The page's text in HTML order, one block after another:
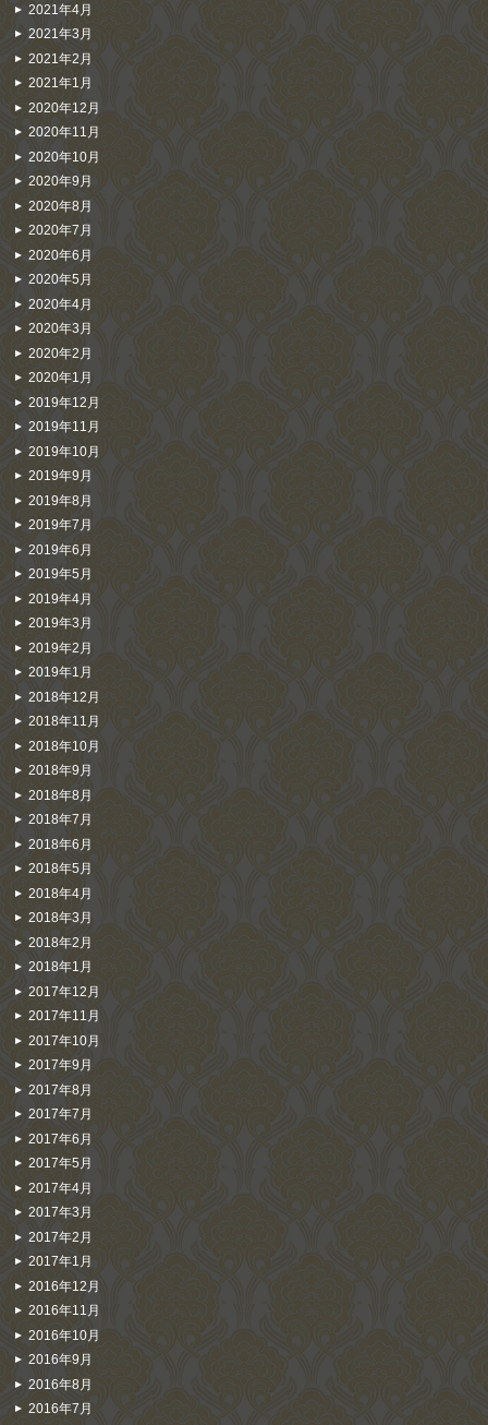
2021年4月
2021年3月
2021年2月
2021年1月
2020年12月
2020年11月
2020年10月
2020年9月
2020年8月
2020年7月
2020年6月
2020年5月
2020年4月
2020年3月
2020年2月
2020年1月
2019年12月
2019年11月
2019年10月
2019年9月
2019年8月
2019年7月
2019年6月
2019年5月
2019年4月
2019年3月
2019年2月
2019年1月
2018年12月
2018年11月
2018年10月
2018年9月
2018年8月
2018年7月
2018年6月
2018年5月
2018年4月
2018年3月
2018年2月
2018年1月
2017年12月
2017年11月
2017年10月
2017年9月
2017年8月
2017年7月
2017年6月
2017年5月
2017年4月
2017年3月
2017年2月
2017年1月
2016年12月
2016年11月
2016年10月
2016年9月
2016年8月
2016年7月